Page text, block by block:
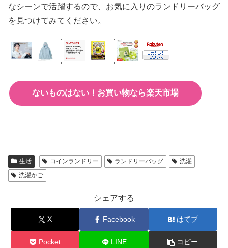
なシーンで活躍するので、お気に入りのランドリーバッグ
を見つけてみてください。
ないものはない！お買い物なら楽天市場
生活 コインランドリー ランドリーバッグ
洗濯
洗濯かご
シェアする
X Facebook はてブ
Pocket LINE コピー